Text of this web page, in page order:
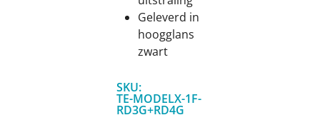
Geleverd in
hoogglans
zwart
SKU:
TE-MODELX-1F-
RD3G+RD4G